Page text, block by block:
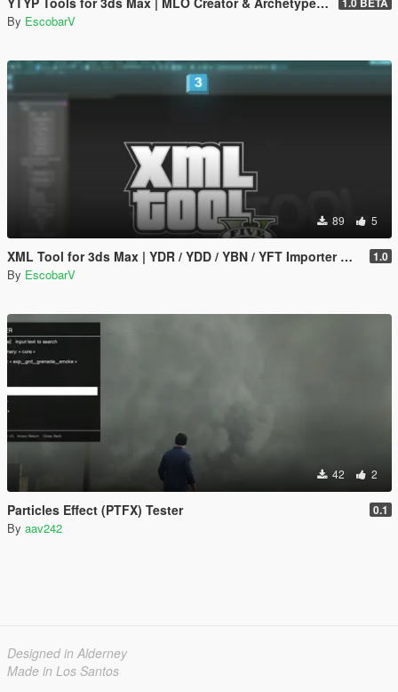
By EscobarV
89 5
XML Tool for 3ds Max | YDR / YDD / YBN / YFT Importer & Exporter 1.0
By EscobarV
42 2
Particles Effect (PTFX) Tester 0.1
By aav242
Designed in Alderney
Made in Los Santos